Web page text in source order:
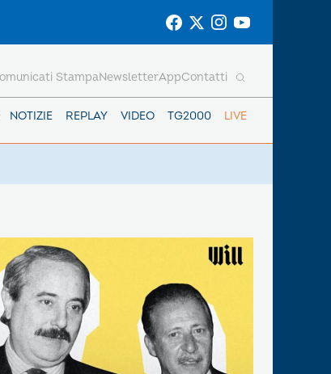
NOTIZIE REPLAY VIDEO TG2000 LIVE
StampaNewsletterAppContatti